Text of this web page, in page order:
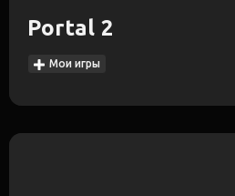
Portal 2
Мои игры